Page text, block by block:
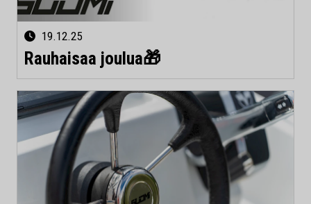
19.12.25
Rauhaisaa joulua🎁